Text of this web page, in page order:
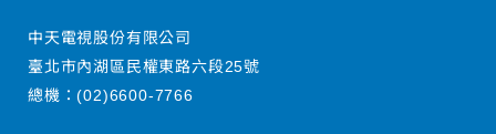
中天電視股份有限公司
臺北市內湖區民權東路六段25號
總機：(02)6600-7766